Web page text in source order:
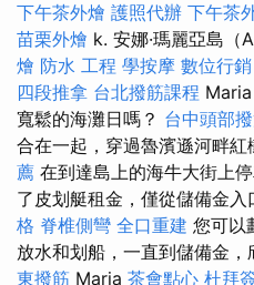
下午茶外燴 護照代辦 下午茶
苗栗外燴 k. 安娜·瑪麗亞島（
燴 防水 工程 學按摩 數位行銷
四段推拿 台北撥筋課程 Maria
寬鬆的海灘日嗎？ 台中頭部
合在一起，穿過魯濱遜河畔紅
薦 在到達島上的海牛大街上
了皮划艇租金，僅從儲備金入
格 脊椎側彎 全口重建 您可以
放水和划船，一直到儲備金，
東撥筋 Maria 茶會點心 杜拜